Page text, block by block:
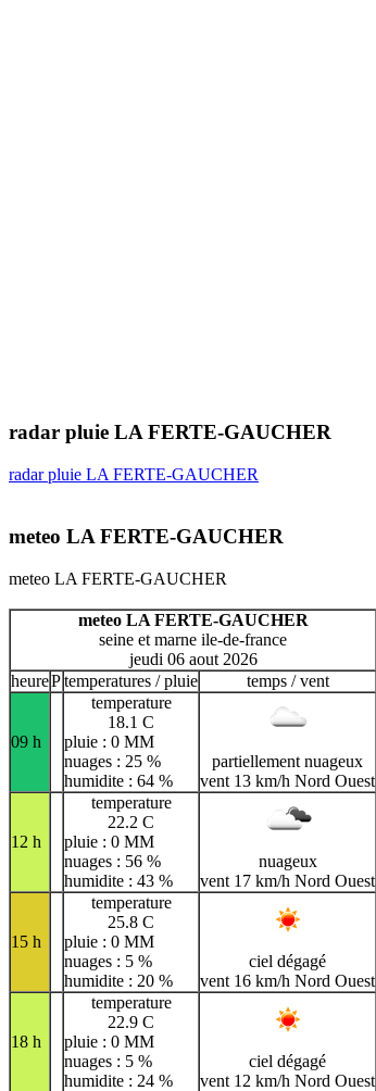
radar pluie LA FERTE-GAUCHER
radar pluie LA FERTE-GAUCHER
meteo LA FERTE-GAUCHER
meteo LA FERTE-GAUCHER
meteo LA FERTE-GAUCHER
seine et marne ile-de-france
jeudi 06 aout 2026
heurePtemperatures / pluie temps / vent
09 h
temperature
18.1 C
pluie : 0 MM
nuages : 25 %
humidite : 64 %
partiellement nuageux
vent 13 km/h Nord Ouest
12 h
temperature
22.2 C
pluie : 0 MM
nuages : 56 %
humidite : 43 %
nuageux
vent 17 km/h Nord Ouest
15 h
temperature
25.8 C
pluie : 0 MM
nuages : 5 %
humidite : 20 %
ciel dégagé
vent 16 km/h Nord Ouest
18 h
temperature
22.9 C
pluie : 0 MM
nuages : 5 %
humidite : 24 %
ciel dégagé
vent 12 km/h Nord Ouest